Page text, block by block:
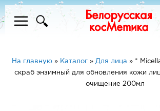
На главную » Каталог » Для лица » *
скраб энзимный для обновления кожи
очищение 200мл